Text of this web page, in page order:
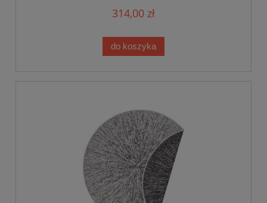
314,00 zł
do koszyka